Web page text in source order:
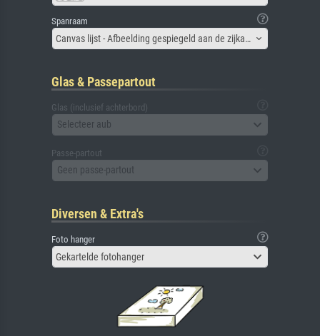
Spanraam
Canvas lijst - Afbeelding gespiegeld aan de zijkant
Glas & Passepartout
Glas (inclusief achterbord)
Selecteer aub
Passe-partout
Geen passe-partout
Diversen & Extra's
Foto hanger
Gekartelde fotohanger